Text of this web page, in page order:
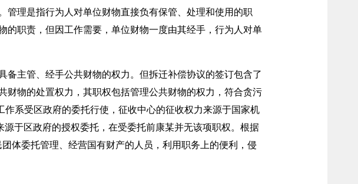
管理是指行为人对单位财物直接负有保管、处理和使用的职
职责，但因工作需要，单位财物一度由其经手，行为人对单
主管、经手公共财物的权力。但拆迁补偿协议的签订包含了
财物的处置权力，其职权包括管理公共财物的权力，符合贪污
系受区政府的委托行使，征收中心的征收权力来源于国家机
于区政府的授权委托，在受委托前康某并无该项职权。根据
体委托管理、经营国有财产的人员，利用职务上的便利，侵